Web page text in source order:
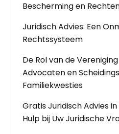
Bescherming en
Juridisch Advies: Een
Rechtssysteem
De Rol van de
Advocaten en
Familiekwesties
Gratis Juridisch Advies
Hulp bij Uw Juridische